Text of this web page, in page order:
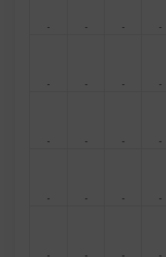
- - - -
- - - -
- - - -
- - - -